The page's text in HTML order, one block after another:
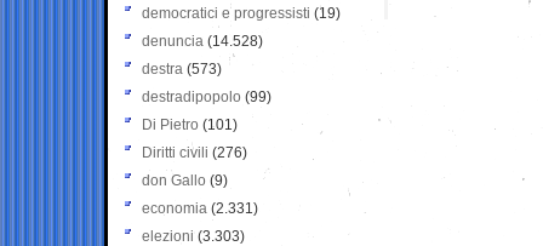
democratici e progressisti (19)
denuncia (14.528)
destra (573)
destradipopolo (99)
Di Pietro (101)
Diritti civili (276)
don Gallo (9)
economia (2.331)
elezioni (3.303)